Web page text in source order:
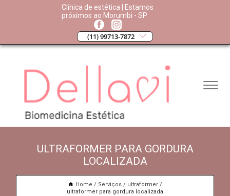
Clínica de estética | Estamos
próximos ao Morumbi - SP
(11) 99713-7872
ULTRAFORMER PARA GORDURA
LOCALIZADA
Home Serviços
ultraformer
ultraformer para gordura localizada